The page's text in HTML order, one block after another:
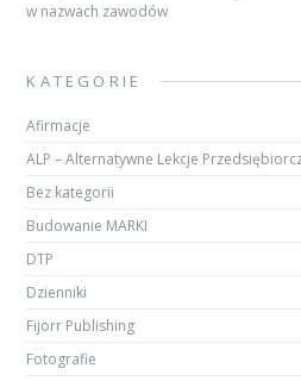
w nazwach zawodów
KATEGORIE
Afirmacje
ALP – Alternatywne Lekcje
Bez kategorii
Budowanie MARKI
DTP
Dzienniki
Fijorr Publishing
Fotografie